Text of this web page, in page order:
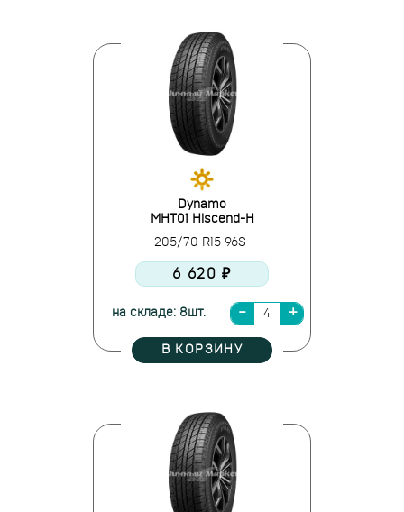
Dynamo
MHT01 Hiscend-H
205/70 R15 96S
6 620 ₽
на складе: 8шт.
В КОРЗИНУ